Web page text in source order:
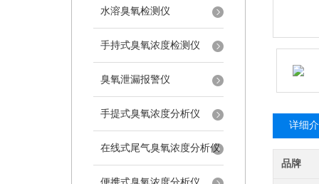
水溶臭氧检测仪
手持式臭氧浓度检测仪
臭氧泄漏报警仪
手提式臭氧浓度分析仪
在线式尾气臭氧浓度分析仪
详细
品牌